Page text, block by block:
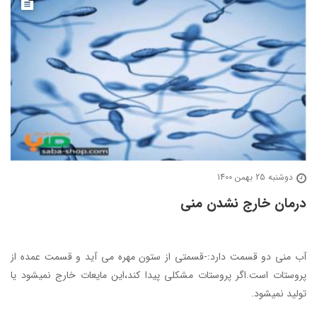
دوشنبه 25 بهمن 1400
درمان خارج نشدن منی
آب منی دو قسمت دارد:-قسمتی از ستون مهره می آید و قسمت عمده از
پروستات است.اگر پروستات مشکلی پیدا کند،این مایعات خارج نمیشود یا
تولید نمیشود.